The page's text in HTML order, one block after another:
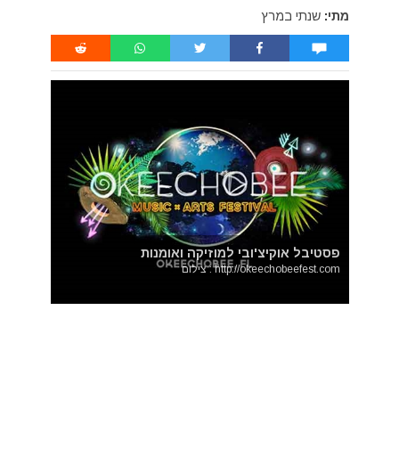
מתי:שנתי במרץ
פסטיבל אוקיצ'ובי למוזיקה ואומנות
http://okeechobeefest.com : צילום